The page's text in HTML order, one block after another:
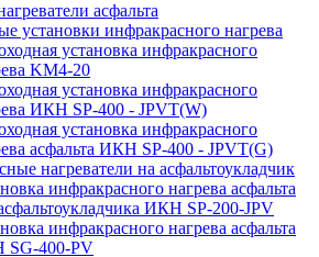
асфальта
установки инфракрасного нагрева
установка инфракрасного
KM4-20
установка инфракрасного
ИКН SP-400 - JPVT(W)
установка инфракрасного
асфальта ИКН SP-400 - JPVT(G)
нагреватели на асфальтоукладчик
инфракрасного нагрева асфальта
ИКН SP-200-JPV
инфракрасного нагрева асфальта
400-PV